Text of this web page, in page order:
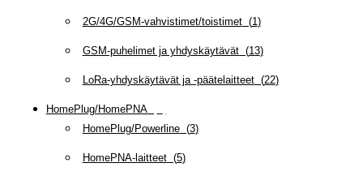
2G/4G/GSM-vahvistimet/toistimet(1)
GSM-puhelimet ja yhdyskäytävät(13)
LoRa-yhdyskäytävät ja -päätelaitteet(22)
HomePlug/HomePNA(
HomePlug/Powerline(3)
HomePNA-laitteet(5)